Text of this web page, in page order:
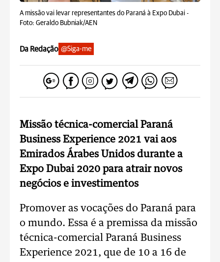
A missão vai levar representantes do Paraná à Expo Dubai -
Foto: Geraldo Bubniak/AEN
Da Redação @Siga-me
Missão técnica-comercial Paraná
Business Experience 2021 vai aos
Emirados Árabes Unidos durante a
Expo Dubai 2020 para atrair novos
negócios e investimentos
Promover as vocações do Paraná para
o mundo. Essa é a premissa da missão
técnica-comercial Paraná Business
Experience 2021, que de 10 a 16 de